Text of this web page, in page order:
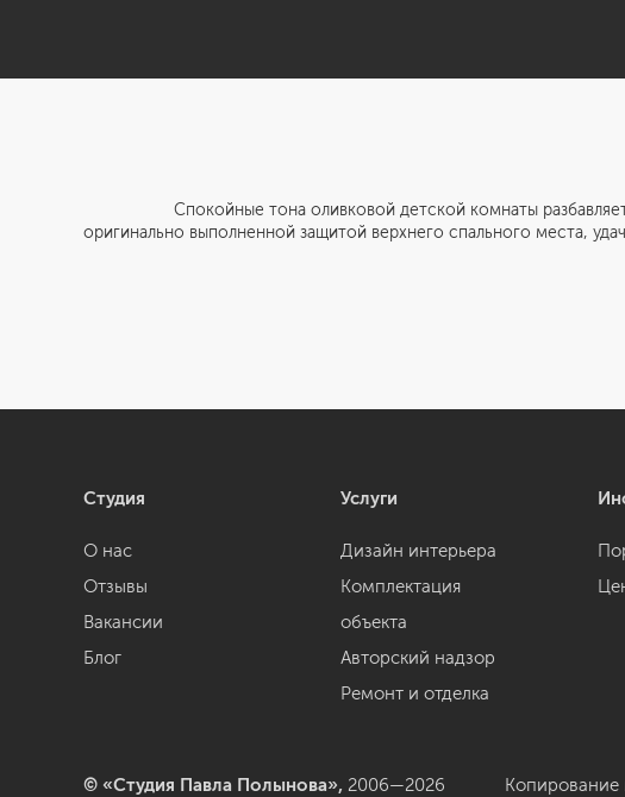
Спокойные тона оливковой детской комнаты разбавляет
оригинально выполненной защитой верхнего спального места,
Студия
О нас
Отзывы
Вакансии
Блог
Услуги
Дизайн интерьера
Комплектация
объекта
Авторский надзор
Ремонт и отделка
© «Студия Павла Полынова», 2006—2026 Копирование